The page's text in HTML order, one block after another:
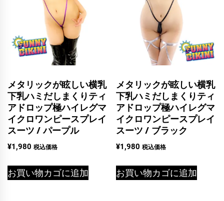
メタリックが眩しい横乳
下乳ハミだしまくりティ
アドロップ極ハイレグマ
イクロワンピースプレイ
スーツ / パープル
¥1,980 税込価格
お買い物カゴに追加
メタリックが眩しい横乳
下乳ハミだしまくりティ
アドロップ極ハイレグマ
イクロワンピースプレイ
スーツ / ブラック
¥1,980 税込価格
お買い物カゴに追加